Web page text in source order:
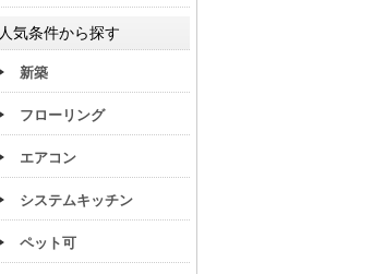
人気条件から探す
新築
フローリング
エアコン
システムキッチン
ペット可